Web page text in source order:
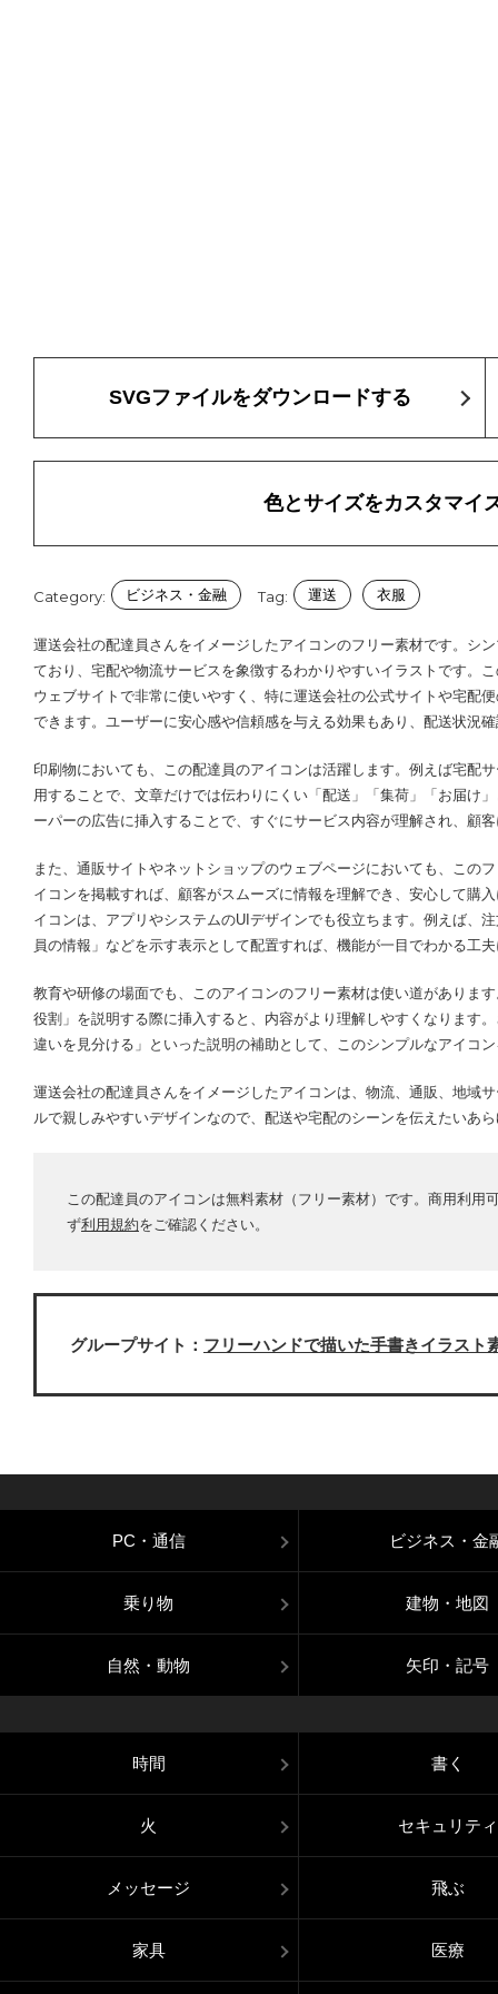
SVGファイルをダウンロードする
色とサイズをカスタマイ
Category: ビジネス・金融 Tag: 運送 衣服
運送会社の配達員さんをイメージしたアイコンのフリー素材です。シ
ており、宅配や物流サービスを象徴するわかりやすいイラストです。
ウェブサイトで非常に使いやすく、特に運送会社の公式サイトや宅配
できます。ユーザーに安心感や信頼感を与える効果もあり、配送状況
印刷物においても、この配達員のアイコンは活躍します。例えば宅配
用することで、文章だけでは伝わりにくい「配送」「集荷」「お届け
ーパーの広告に挿入することで、すぐにサービス内容が理解され、顧
また、通販サイトやネットショップのウェブページにおいても、この
イコンを掲載すれば、顧客がスムーズに情報を理解でき、安心して購
イコンは、アプリやシステムのUIデザインでも役立ちます。例えば、
員の情報」などを示す表示として配置すれば、機能が一目でわかる工夫
教育や研修の場面でも、このアイコンのフリー素材は使い道がありま
役割」を説明する際に挿入すると、内容がより理解しやすくなります
違いを見分ける」といった説明の補助として、このシンプルなアイコン
運送会社の配達員さんをイメージしたアイコンは、物流、通販、地域
ルで親しみやすいデザインなので、配送や宅配のシーンを伝えたいあ
この配達員のアイコンは無料素材（フリー素材）です。商用利
ず利用規約をご確認ください。
グループサイト： フリーハンドで描いた手書きイラスト
PC・通信 ビジネス・金
乗り物 建物・地図
自然・動物 矢印・記号
時間 書く
火 セキュリティ
メッセージ 飛ぶ
家具 医療